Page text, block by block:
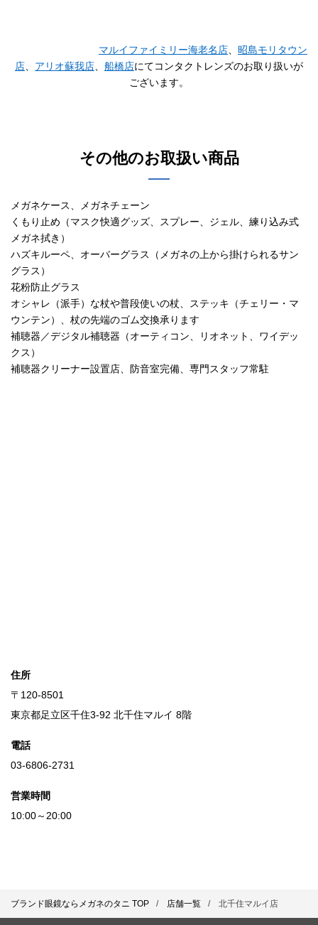
マルイファイミリー海老名店
昭島モリタウン
店
アリオ蘇我店 船橋店にてコンタクトレンズのお取り扱いが
ございます。
その他のお取扱い商品
メガネケース、メガネチェーン
くもり止め（マスク快適グッズ、スプレー、ジェル、練り込み式
メガネ拭き）
ハズキルーペ、オーバーグラス（メガネの上から掛けられるサン
グラス）
花粉防止グラス
オシャレ（派手）な杖や普段使いの杖、ステッキ（チェリー・マ
ウンテン）、杖の先端のゴム交換承ります
補聴器／デジタル補聴器（オーティコン、リオネット、ワイデッ
クス）
補聴器クリーナー設置店、防音室完備、専門スタッフ常駐
住所
〒120-8501
東京都足立区千住3-92 北千住マルイ 8階
電話
03-6806-2731
営業時間
10:00～20:00
ブランド眼鏡ならメガネのタニ TOP 店舗一覧 北千住マルイ店